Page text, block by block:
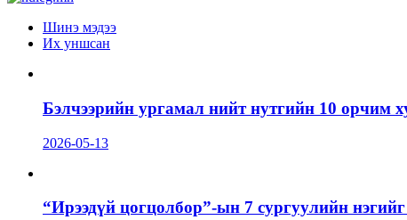
Шинэ мэдээ
Их уншсан
Бэлчээрийн ургамал нийт нутгийн 10 орчим
2026-05-13
“Ирээдүй цогцолбор”-ын 7 сургуулийн